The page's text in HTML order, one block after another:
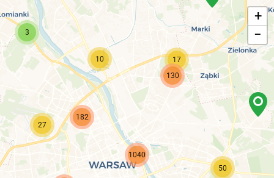
50
1040
182
130
17
27
10
3
+
−